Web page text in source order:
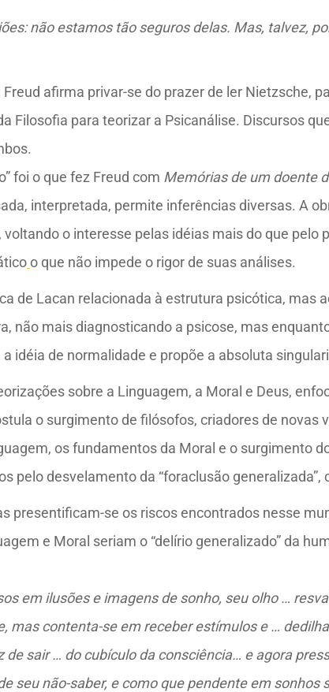
não estamos tão seguros delas. Mas, talvez,
afirma privar-se do prazer de ler Nietzsche,
Filosofia para teorizar a Psicanálise. Discursos
foi o que fez Freud com Memórias de um doente
interpretada, permite inferências diversas. A
o interesse pelas idéias mais do que pelo
o que não impede o rigor de suas análises.
de Lacan relacionada à estrutura psicótica, mas
não mais diagnosticando a psicose, mas
idéia de normalidade e propõe a absoluta
sobre a Linguagem, a Moral e Deus,
o surgimento de filósofos, criadores de novas
os fundamentos da Moral e o surgimento
pelo desvelamento da “foraclusão generalizada”,
presentificam-se os riscos encontrados nesse
e Moral seriam o “delírio generalizado” da
em ilusões e imagens de sonho, seu olho …
mas contenta-se em receber estímulos e …
sair … do cubículo da consciência… e agora
seu não-saber, e como que pendente em sonhos